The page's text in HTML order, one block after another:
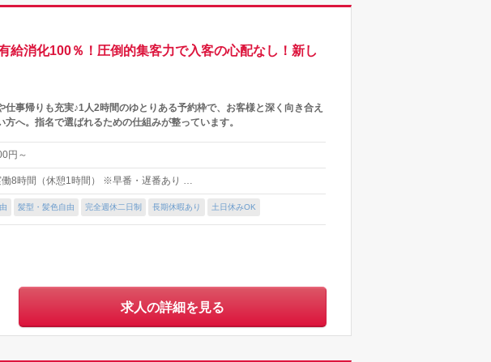
給消化100％！圧倒的集客力で入客の心配なし！新し
事帰りも充実♪1人2時間のゆとりある予約枠で、お客様と深く向き合え
へ。指名で選ばれるための仕組みが整っています。
円～
8時間（休憩1時間） ※早番・遅番あり …
髪型・髪色自由 完全週休二日制 長期休暇あり 土日休みOK
求人の詳細を見る